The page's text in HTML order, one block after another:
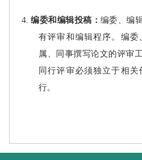
4.编委和编辑投稿： 编委、编
有评审和编辑程序。编
属、同事撰写论文的评审
同行评审必须独立于相
行。